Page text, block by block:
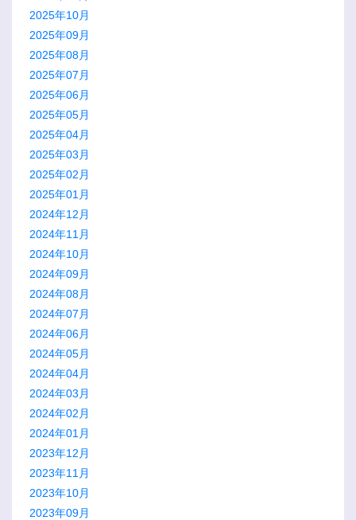
2025年10月
2025年09月
2025年08月
2025年07月
2025年06月
2025年05月
2025年04月
2025年03月
2025年02月
2025年01月
2024年12月
2024年11月
2024年10月
2024年09月
2024年08月
2024年07月
2024年06月
2024年05月
2024年04月
2024年03月
2024年02月
2024年01月
2023年12月
2023年11月
2023年10月
2023年09月